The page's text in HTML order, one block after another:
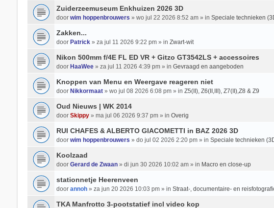
Zuiderzeemuseum Enkhuizen 2026 3D
door wim hoppenbrouwers » wo jul 22 2026 8:52 am » in Speciale technieken
Zakken...
door Patrick» za jul 11 2026 9:22 pm » in Zwart-wit
Nikon 500mm f/4E FL ED VR + Gitzo GT3542LS + accessoires
door HaaWee» za jul 11 2026 4:39 pm » in Gevraagd en aangeboden
Knoppen van Menu en Weergave reageren niet
door Nikkormaat» wo jul 08 2026 6:08 pm » in Z5(II), Z6(II,III), Z7(II),Z8 & Z9
Oud Nieuws | WK 2014
door Skippy» ma jul 06 2026 9:37 pm » in Overig
RUI CHAFES & ALBERTO GIACOMETTI in BAZ 2026 3D
door wim hoppenbrouwers » do jul 02 2026 2:20 pm » in Speciale technieken
Koolzaad
door Gerard de Zwaan» di jun 30 2026 10:02 am » in Macro en close-up
stationnetje Heerenveen
door annoh» za jun 20 2026 10:03 pm » in Straat-, documentaire- en
TKA Manfrotto 3-pootstatief incl video kop